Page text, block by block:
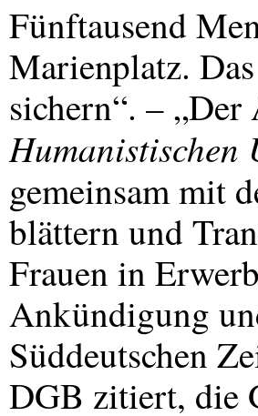
Fünftausend
Marienplatz.
sichern“. –
Humanistischen
gemeinsam mit
blättern und
Frauen in
Ankündigung
Süddeutschen
DGB zitiert, die